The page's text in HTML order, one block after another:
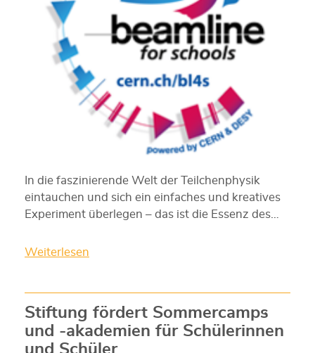
In die faszinierende Welt der Teilchenphysik
eintauchen und sich ein einfaches und kreatives
Experiment überlegen – das ist die Essenz des…
Weiterlesen
Stiftung fördert Sommercamps
und -akademien für Schülerinnen
und Schüler